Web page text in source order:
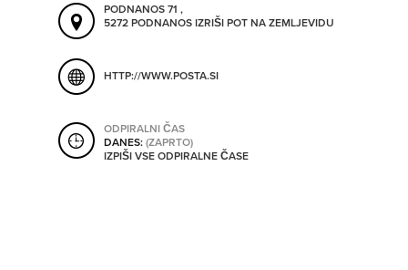
ORODJA
SHRANI V MOJ ITIS
PODNANOS 71 ,
5272 PODNANOSIZRIŠI POT NA ZEMLJEVIDU
HTTP://WWW.POSTA.SI
ODPIRALNI ČAS
DANES:(ZAPRTO)
IZPIŠI VSE ODPIRALNE ČASE